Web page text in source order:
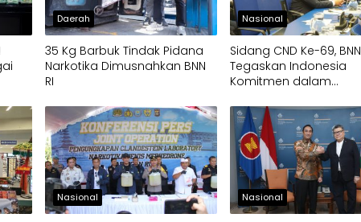
Daerah
35 Kg Barbuk Tindak Pidana
Narkotika Dimusnahkan BNN
RI
Nasional
Sidang CND Ke-69, BNN
Tegaskan Indonesia
Komitmen dalam
Nasional Nasional